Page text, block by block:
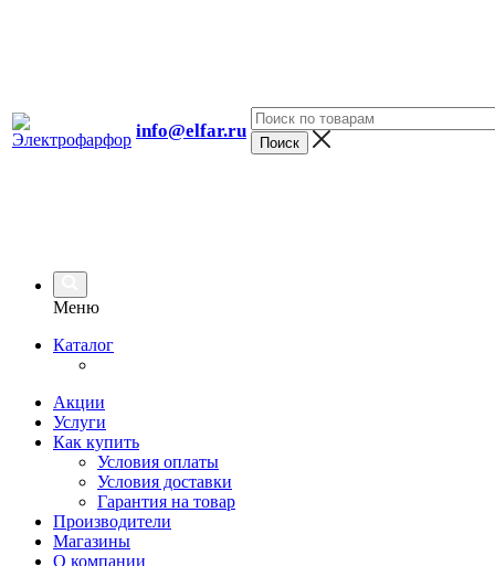
info@elfar.ru
Меню
Каталог
Акции
Услуги
Как купить
Условия оплаты
Условия доставки
Гарантия на товар
Производители
Магазины
О компании